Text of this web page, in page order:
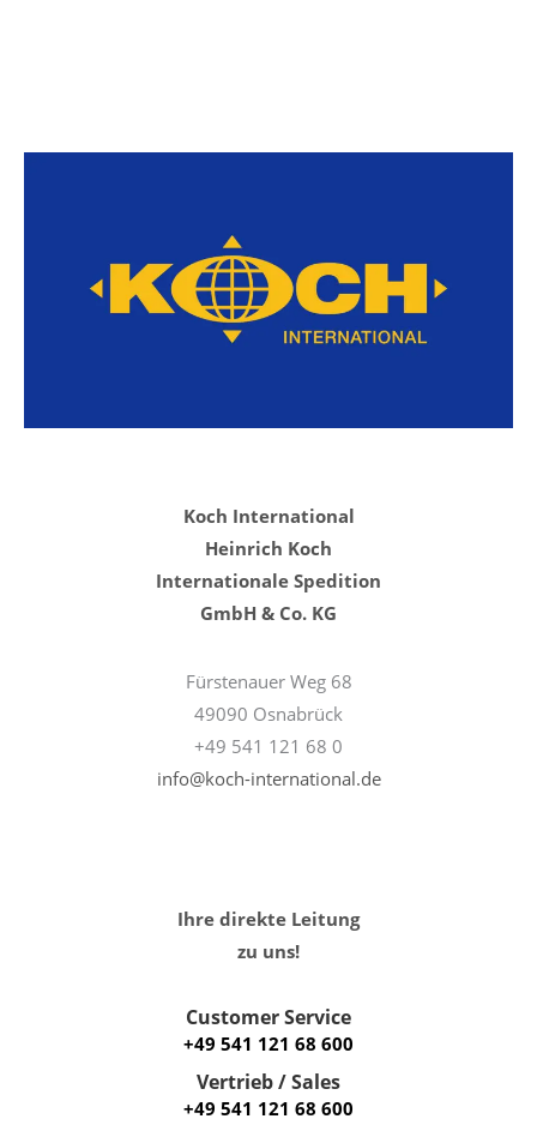
Koch International
Heinrich Koch
Internationale Spedition
GmbH & Co. KG
Fürstenauer Weg 68
49090 Osnabrück
+49 541 121 68 0
info@koch-international.de
Ihre direkte Leitung
zu uns!
Customer Service
+49 541 121 68 600
Vertrieb / Sales
+49 541 121 68 600